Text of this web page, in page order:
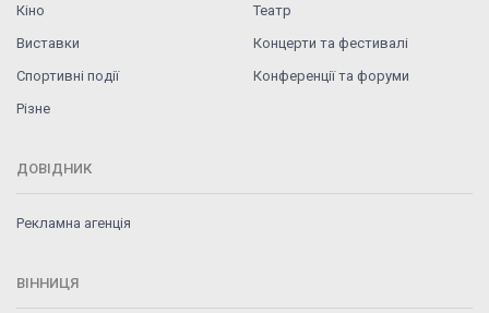
Кіно
Театр
Виставки
Концерти та фестивалі
Спортивні події
Конференції та форуми
Різне
ДОВІДНИК
Рекламна агенція
ВІННИЦЯ